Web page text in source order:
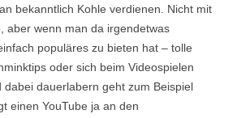
bekanntlich Kohle verdienen. Nicht mit
aber wenn man da irgendetwas
populäres zu bieten hat – tolle
oder sich beim Videospielen
dabei dauerlabern geht zum Beispiel
einen YouTube ja an den